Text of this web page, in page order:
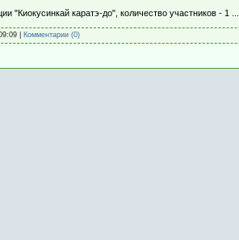
каратэ-до", количество участников - 1
Комментарии (0)